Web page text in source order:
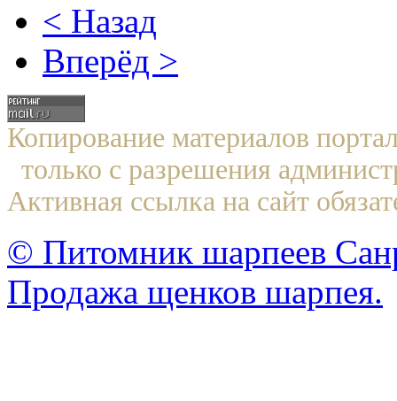
< Назад
Вперёд >
Копирование материалов
только с разрешения
Активная ссылка на сайт
© Питомник шарпеев
Продажа щенков шарпея.